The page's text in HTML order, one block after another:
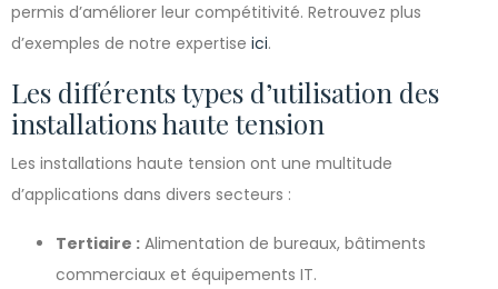
permis d’améliorer leur compétitivité. Retrouvez plus
d’exemples de notre expertise ici.
Les différents types d’utilisation des
installations haute tension
Les installations haute tension ont une multitude
d’applications dans divers secteurs :
Tertiaire : Alimentation de bureaux, bâtiments
commerciaux et équipements IT.